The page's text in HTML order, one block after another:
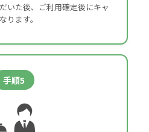
いた後、ご利用確定後にキャ
ります。
手順5